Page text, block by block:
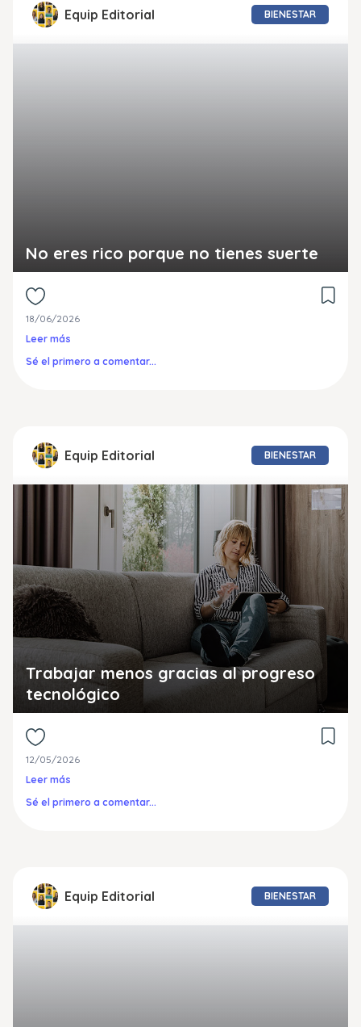
No eres rico porque no tienes suerte
18/06/2026
Leer más
BIENESTAR
Equip Editorial
Sé el primero a comentar...
Trabajar menos gracias al progreso
tecnológico
12/05/2026
Leer más
BIENESTAR
Equip Editorial
Sé el primero a comentar...
BIENESTAR
Equip Editorial